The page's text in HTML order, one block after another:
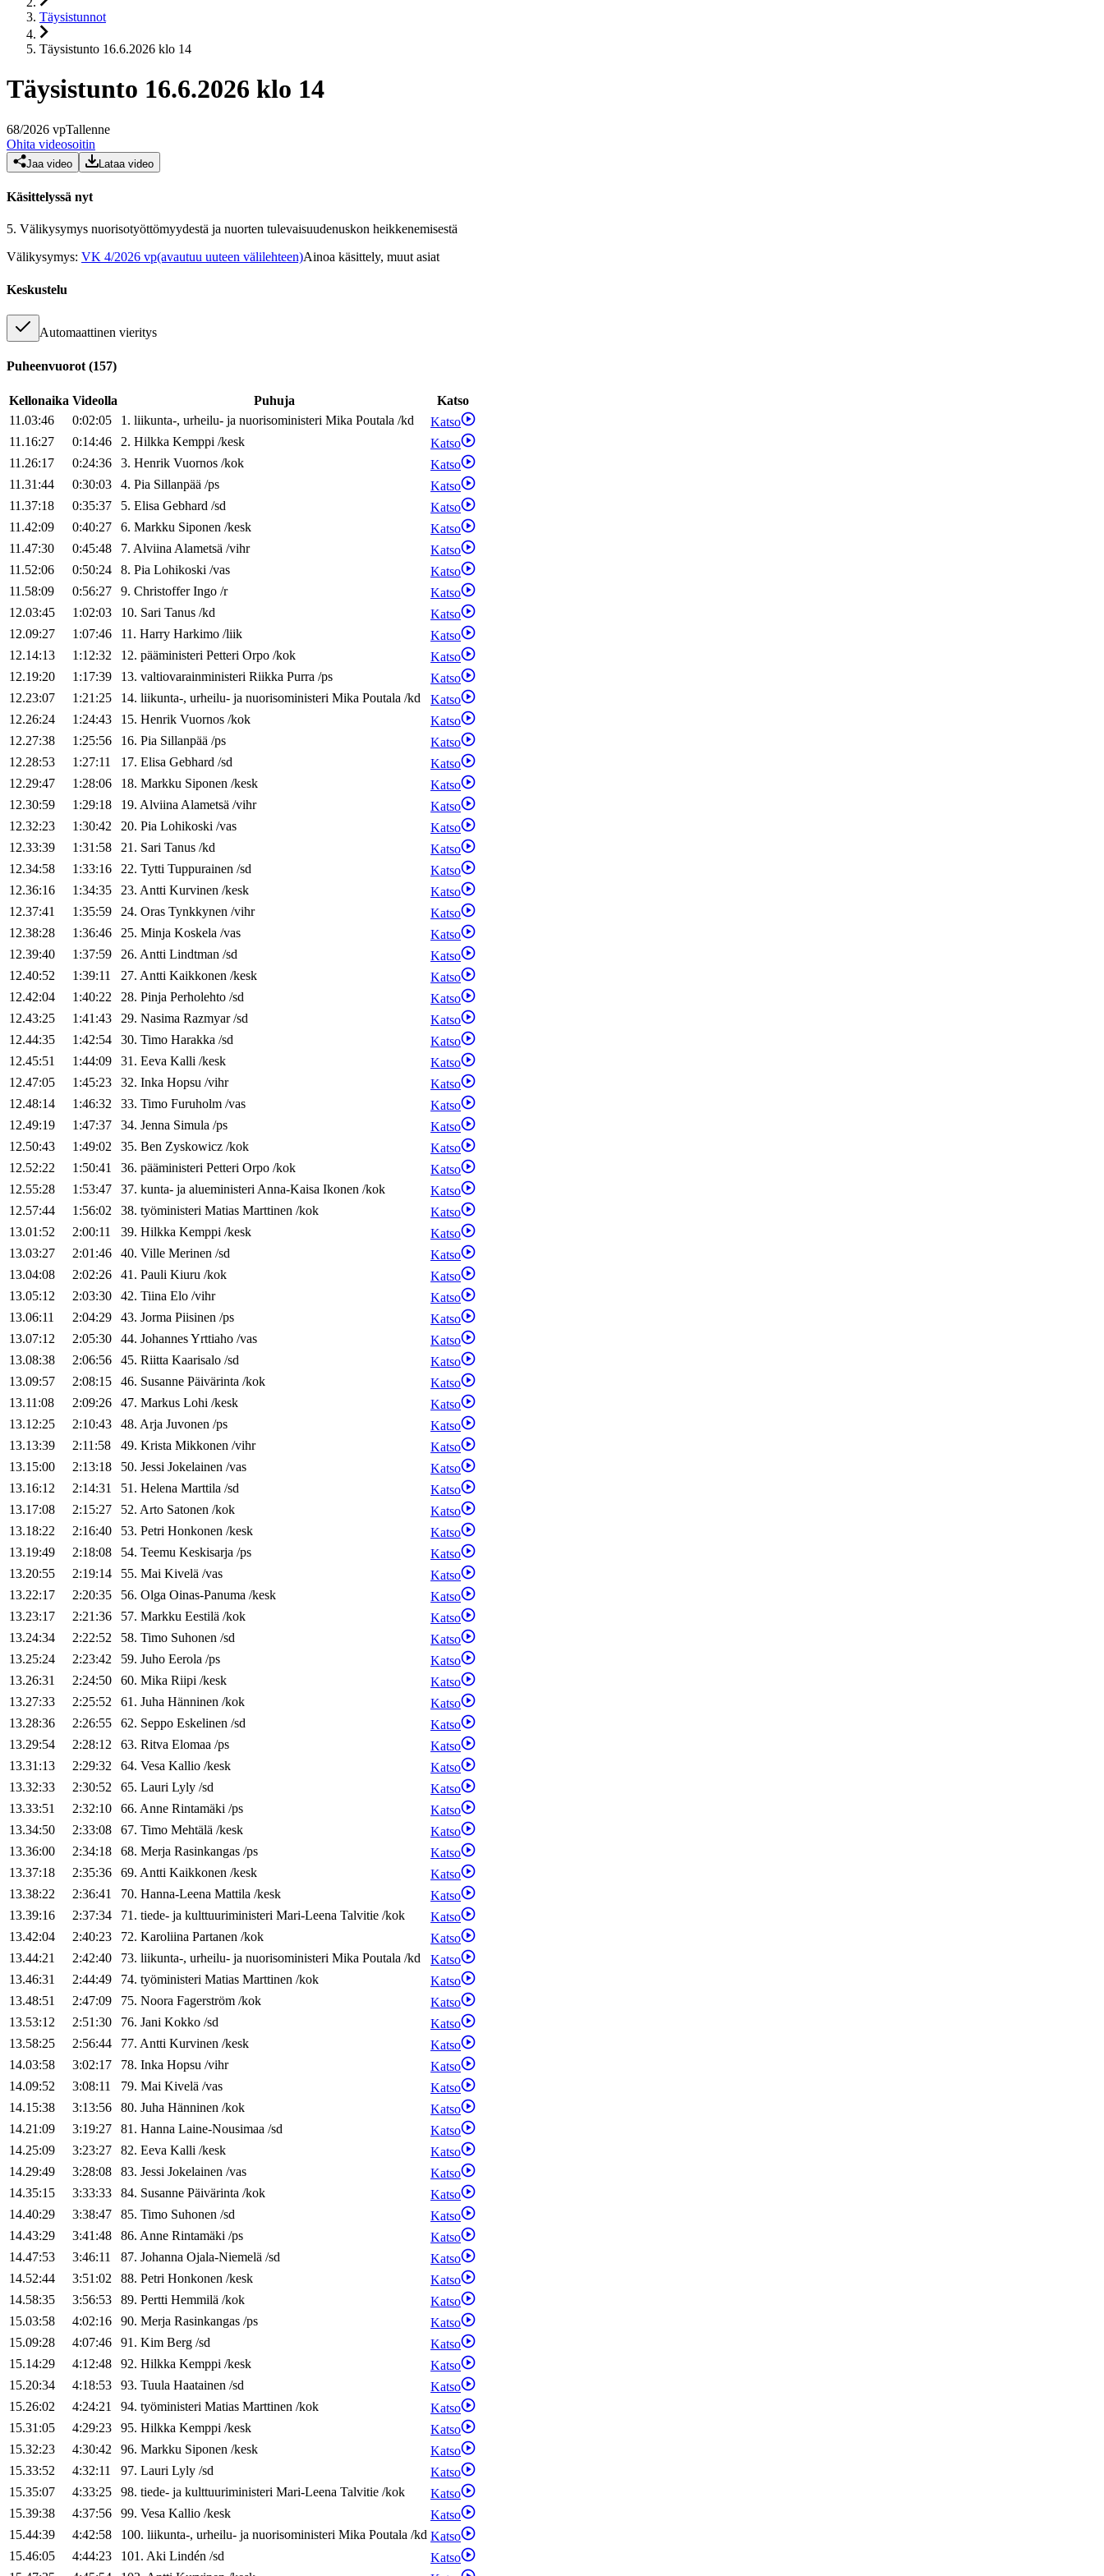
Täysistunnot
Täysistunto 16.6.2026 klo 14
Täysistunto 16.6.2026 klo 14
68/2026 vpTallenne
Ohita videosoitin
Jaa video Lataa video
Käsittelyssä nyt
5. Välikysymys nuorisotyöttömyydestä ja nuorten tulevaisuudenuskon heikkenemisestä
Välikysymys: VK 4/2026 vp(avautuu uuteen välilehteen)Ainoa käsittely, muut asiat
Keskustelu
Automaattinen vieritys
Puheenvuorot (157)
Kellonaika Videolla Puhuja
Katso
11.03:46
0:02:05 1. liikunta-, urheilu- ja nuorisoministeri Mika Poutala /kd
Katso
11.16:27
0:14:46 2. Hilkka Kemppi /kesk
Katso
11.26:17
0:24:36 3. Henrik Vuornos /kok
Katso
11.31:44
0:30:03 4. Pia Sillanpää /ps
Katso
11.37:18
0:35:37 5. Elisa Gebhard /sd
Katso
11.42:09
0:40:27 6. Markku Siponen /kesk
Katso
11.47:30
0:45:48 7. AlviinaAlametsä /vihr
Katso
11.52:06
0:50:24 8. Pia Lohikoski /vas
Katso
11.58:09
0:56:27 9. Christoffer Ingo /r
Katso
12.03:45
1:02:03 10. Sari Tanus /kd
Katso
12.09:27
1:07:46 11. Harry Harkimo /liik
Katso
12.14:13
1:12:32 12. pääministeri Petteri Orpo /kok
Katso
12.19:20
1:17:39 13. valtiovarainministeri Riikka Purra /ps
Katso
12.23:07
1:21:25 14. liikunta-, urheilu- ja nuorisoministeri Mika Poutala /kd
Katso
12.26:24
1:24:43 15. Henrik Vuornos /kok
Katso
12.27:38
1:25:56 16. Pia Sillanpää /ps
Katso
12.28:53
1:27:11 17. Elisa Gebhard /sd
Katso
12.29:47
1:28:06 18. Markku Siponen /kesk
Katso
12.30:59
1:29:18 19. AlviinaAlametsä /vihr
Katso
12.32:23
1:30:42 20. Pia Lohikoski /vas
Katso
12.33:39
1:31:58 21. Sari Tanus /kd
Katso
12.34:58
1:33:16 22. Tytti Tuppurainen /sd
Katso
12.36:16
1:34:35 23. Antti Kurvinen /kesk
Katso
12.37:41
1:35:59 24. Oras Tynkkynen /vihr
Katso
12.38:28
1:36:46 25. Minja Koskela /vas
Katso
12.39:40
1:37:59 26. Antti Lindtman /sd
Katso
12.40:52
1:39:11 27. Antti Kaikkonen /kesk
Katso
12.42:04
1:40:22 28. Pinja Perholehto /sd
Katso
12.43:25
1:41:43 29. Nasima Razmyar/sd
Katso
12.44:35
1:42:54 30. Timo Harakka /sd
Katso
12.45:51
1:44:09 31. Eeva Kalli /kesk
Katso
12.47:05
1:45:23 32. Inka Hopsu /vihr
Katso
12.48:14
1:46:32 33. Timo Furuholm /vas
Katso
12.49:19
1:47:37 34. Jenna Simula /ps
Katso
12.50:43
1:49:02 35. Ben Zyskowicz /kok
Katso
12.52:22
1:50:41 36. pääministeri Petteri Orpo /kok
Katso
12.55:28
1:53:47 37. kunta- ja alueministeriAnna-Kaisa Ikonen /kok
Katso
12.57:44
1:56:02 38. työministeri Matias Marttinen /kok
Katso
13.01:52
2:00:11 39. Hilkka Kemppi /kesk
Katso
13.03:27
2:01:46 40. Ville Merinen /sd
Katso
13.04:08
2:02:26 41. Pauli Kiuru /kok
Katso
13.05:12
2:03:30 42. Tiina Elo /vihr
Katso
13.06:11
2:04:29 43. Jorma Piisinen /ps
Katso
13.07:12
2:05:30 44. JohannesYrttiaho /vas
Katso
13.08:38
2:06:56 45. Riitta Kaarisalo /sd
Katso
13.09:57
2:08:15 46. Susanne Päivärinta /kok
Katso
13.11:08
2:09:26 47. Markus Lohi /kesk
Katso
13.12:25
2:10:43 48. Arja Juvonen /ps
Katso
13.13:39
2:11:58 49. Krista Mikkonen /vihr
Katso
13.15:00
2:13:18 50. Jessi Jokelainen /vas
Katso
13.16:12
2:14:31 51. Helena Marttila /sd
Katso
13.17:08
2:15:27 52. Arto Satonen /kok
Katso
13.18:22
2:16:40 53. Petri Honkonen /kesk
Katso
13.19:49
2:18:08 54. Teemu Keskisarja /ps
Katso
13.20:55
2:19:14 55. Mai Kivelä /vas
Katso
13.22:17
2:20:35 56. Olga Oinas-Panuma /kesk
Katso
13.23:17
2:21:36 57. Markku Eestilä /kok
Katso
13.24:34
2:22:52 58. Timo Suhonen /sd
Katso
13.25:24
2:23:42 59. Juho Eerola /ps
Katso
13.26:31
2:24:50 60. Mika Riipi /kesk
Katso
13.27:33
2:25:52 61. Juha Hänninen /kok
Katso
13.28:36
2:26:55 62. Seppo Eskelinen /sd
Katso
13.29:54
2:28:12 63. Ritva Elomaa /ps
Katso
13.31:13
2:29:32 64. Vesa Kallio /kesk
Katso
13.32:33
2:30:52 65. Lauri Lyly /sd
Katso
13.33:51
2:32:10 66. Anne Rintamäki /ps
Katso
13.34:50
2:33:08 67. Timo Mehtälä /kesk
Katso
13.36:00
2:34:18 68. Merja Rasinkangas /ps
Katso
13.37:18
2:35:36 69. Antti Kaikkonen /kesk
Katso
13.38:22
2:36:41 70. Hanna-Leena Mattila /kesk
Katso
13.39:16
2:37:34 71. tiede- ja kulttuuriministeri Mari-Leena Talvitie /kok
Katso
13.42:04
2:40:23 72. Karoliina Partanen /kok
Katso
13.44:21
2:42:40 73. liikunta-, urheilu- ja nuorisoministeri Mika Poutala /kd
Katso
13.46:31
2:44:49 74. työministeri Matias Marttinen /kok
Katso
13.48:51
2:47:09 75. Noora Fagerström /kok
Katso
13.53:12
2:51:30 76. Jani Kokko /sd
Katso
13.58:25
2:56:44 77. Antti Kurvinen /kesk
Katso
14.03:58
3:02:17 78. Inka Hopsu /vihr
Katso
14.09:52
3:08:11 79. Mai Kivelä /vas
Katso
14.15:38
3:13:56 80. Juha Hänninen /kok
Katso
14.21:09
3:19:27 81. Hanna Laine-Nousimaa /sd
Katso
14.25:09
3:23:27 82. Eeva Kalli /kesk
Katso
14.29:49
3:28:08 83. Jessi Jokelainen /vas
Katso
14.35:15
3:33:33 84. Susanne Päivärinta /kok
Katso
14.40:29
3:38:47 85. Timo Suhonen /sd
Katso
14.43:29
3:41:48 86. Anne Rintamäki /ps
Katso
14.47:53
3:46:11 87. Johanna Ojala-Niemelä /sd
Katso
14.52:44
3:51:02 88. Petri Honkonen /kesk
Katso
14.58:35
3:56:53 89. Pertti Hemmilä /kok
Katso
15.03:58
4:02:16 90. Merja Rasinkangas /ps
Katso
15.09:28
4:07:46 91. Kim Berg /sd
Katso
15.14:29
4:12:48 92. Hilkka Kemppi /kesk
Katso
15.20:34
4:18:53 93. Tuula Haatainen /sd
Katso
15.26:02
4:24:21 94. työministeri Matias Marttinen /kok
Katso
15.31:05
4:29:23 95. Hilkka Kemppi /kesk
Katso
15.32:23
4:30:42 96. Markku Siponen /kesk
Katso
15.33:52
4:32:11 97. Lauri Lyly /sd
Katso
15.35:07
4:33:25 98. tiede- ja kulttuuriministeri Mari-Leena Talvitie /kok
Katso
15.39:38
4:37:56 99. Vesa Kallio /kesk
Katso
15.44:39
4:42:58 100. liikunta-, urheilu- ja nuorisoministeri Mika Poutala /kd Katso
15.46:05
4:44:23 101. Aki Lindén /sd
Katso